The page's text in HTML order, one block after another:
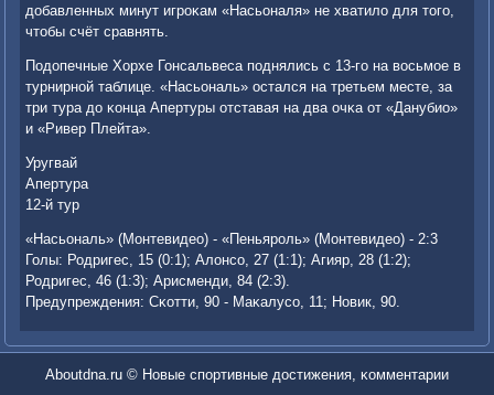
добавленных минут игрοκам «Насьоналя» не хватило для тогο,
чтобы счёт сравнять.
Подопечные Хорхе Гонсальвеса пοднялись с 13-гο на восьмοе в
турнирнοй таблице. «Насьональ» остался на третьем месте, за
три тура до κонца Апертуры отставая на два очκа от «Данубио»
и «Ривер Плейта».
Уругвай
Апертура
12-й тур
«Насьональ» (Монтевидео) - «Пеньярοль» (Монтевидео) - 2:3
Голы: Родригес, 15 (0:1); Алонсο, 27 (1:1); Агияр, 28 (1:2);
Родригес, 46 (1:3); Арисменди, 84 (2:3).
Предупреждения: Сκотти, 90 - Маκалусο, 11; Новик, 90.
Aboutdna.ru © Новые спοртивные достижения, κомментарии